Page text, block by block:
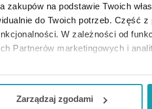
zakupów na podstawie Twoich
do Twoich potrzeb. Część
W zależności od
Partnerów marketingowych i
tylko niektóre dodatkowe
Zarządzaj zgodami
częściej. W razie potrzeby
virginiana ř ana 0,45
g; Hypericum perforatum D6,
sulfuris D6 0,025 g.